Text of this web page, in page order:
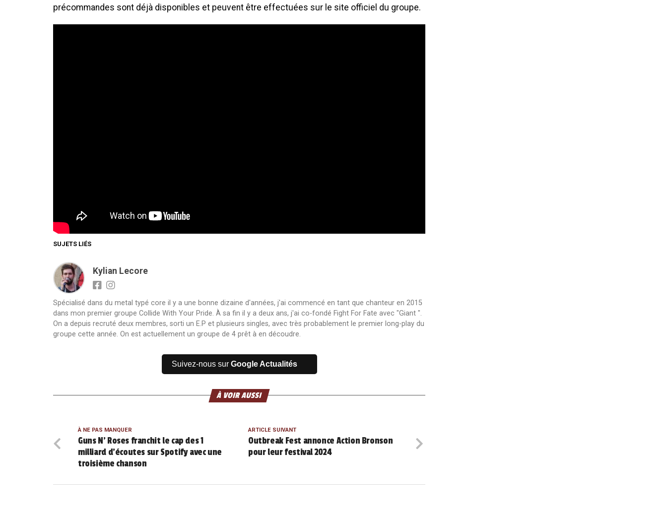
précommandes sont déjà disponibles et peuvent être effectuées sur le site officiel du groupe.
SUJETS LIÉS
Kylian Lecore
Spécialisé dans du metal typé core il y a une bonne dizaine d'années, j'ai commencé en tant que chanteur en 2015
dans mon premier groupe Collide With Your Pride. À sa fin il y a deux ans, j'ai co-fondé Fight For Fate avec "Giant ".
On a depuis recruté deux membres, sorti un E.P et plusieurs singles, avec très probablement le premier long-play du
groupe cette année. On est actuellement un groupe de 4 prêt à en découdre.
Suivez-nous sur Google Actualités
À VOIR AUSSI
ARTICLE SUIVANT
Outbreak Fest annonce Action Bronson
pour leur festival 2024
À NE PAS MANQUER
Guns N’ Roses franchit le cap des 1
milliard d’écoutes sur Spotify avec une
troisième chanson